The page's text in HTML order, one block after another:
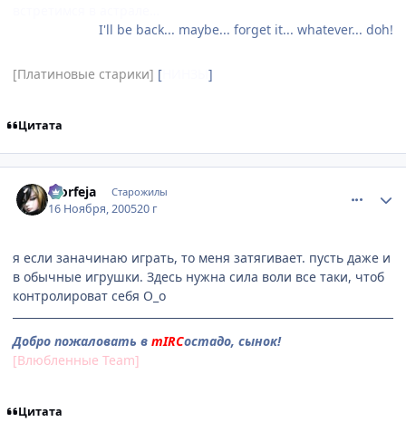
I'll be back... maybe... forget it... whatever... doh!
[Платиновые старики] [ ]
Цитата
Morfeja Старожилы
16 Ноября, 200520 г
я если заначинаю играть, то меня затягивает. пусть даже и
в обычные игрушки. Здесь нужна сила воли все таки, чтоб
контролироват себя О_о
Добро пожаловать в mIRCостадо, сынок!
[Влюбленные Team]
Цитата